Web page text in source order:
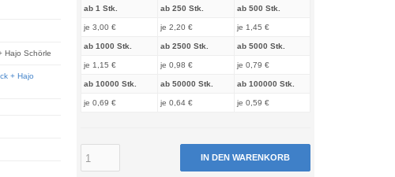
ab 1 Stk.
je 3,00 €
ab 250 Stk.
je 2,20 €
ab 500 Stk.
je 1,45 €
ab 1000 Stk.
je 1,15 €
ab 2500 Stk.
je 0,98 €
ab 5000 Stk.
je 0,79 €
ab 10000 Stk.
je 0,69 €
ab 50000 Stk.
je 0,64 €
ab 100000 Stk.
je 0,59 €
IN DEN WARENKORB
Hajo Schörle
+ Hajo